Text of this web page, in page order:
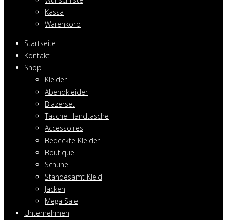
Kassa
Warenkorb
Startseite
Kontakt
Shop
Kleider
Abendkleider
Blazerset
Tasche Handtasche
Accessoires
Bedeckte Kleider
Boutique
Schuhe
Standesamt Kleid
Jacken
Mega Sale
Unternehmen